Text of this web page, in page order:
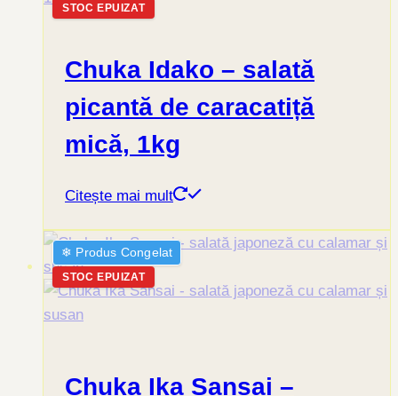
STOC EPUIZAT
Chuka Idako – salată
picantă de caracatiță
mică, 1kg
Citește mai mult
❄︎ Produs Congelat
STOC EPUIZAT
Chuka Ika Sansai –